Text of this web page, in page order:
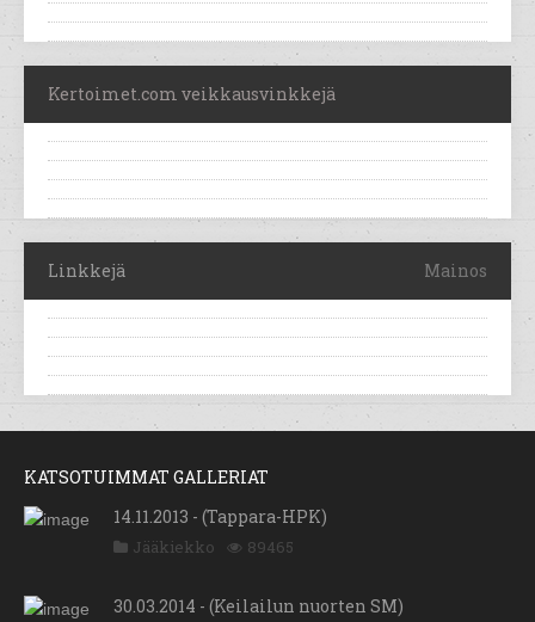
Kertoimet.com veikkausvinkkejä
Linkkejä Mainos
KATSOTUIMMAT GALLERIAT
14.11.2013 - (Tappara-HPK)
Jääkiekko 89465
30.03.2014 - (Keilailun nuorten SM)